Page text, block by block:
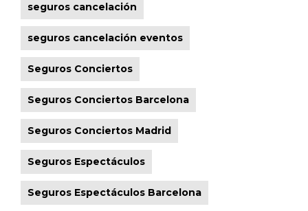
seguros cancelación
seguros cancelación eventos
Seguros Conciertos
Seguros Conciertos Barcelona
Seguros Conciertos Madrid
Seguros Espectáculos
Seguros Espectáculos Barcelona